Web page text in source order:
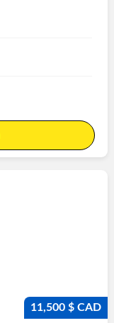
11,500 $ CAD